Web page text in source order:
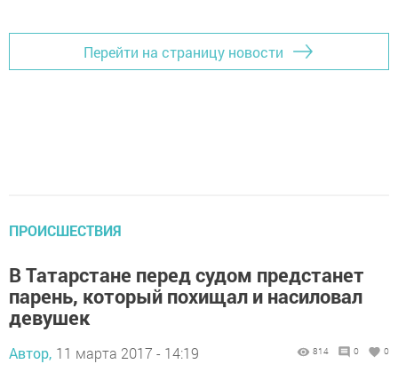
Перейти на страницу новости
ПРОИСШЕСТВИЯ
В Татарстане перед судом предстанет
парень, который похищал и насиловал
девушек
Автор, 11 марта 2017 - 14:19 814 0 0